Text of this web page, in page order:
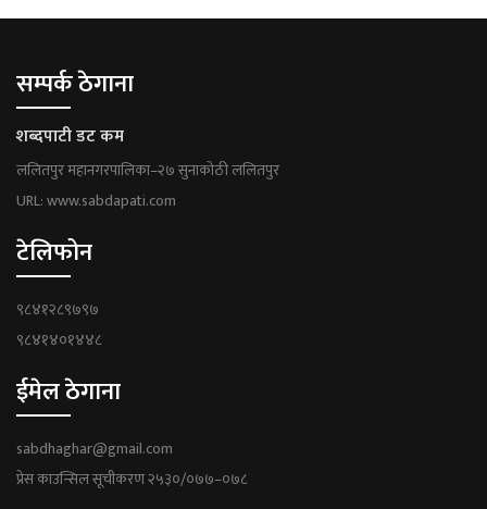
सम्पर्क ठेगाना
शब्दपाटी डट कम
ललितपुर महानगरपालिका–२७ सुनाकोठी ललितपुर
URL: www.sabdapati.com
टेलिफोन
९८४१२८९७९७
९८४१४०१४४८
ईमेल ठेगाना
sabdhaghar@gmail.com
प्रेस काउन्सिल सूचीकरण २५३०/०७७–०७८